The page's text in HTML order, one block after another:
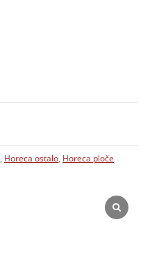
Horeca ostalo Horeca ploče